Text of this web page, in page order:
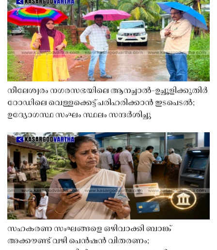
നീലേശ്വരം നഗരസഭയിലെ ആനച്ചാൽ-ഉച്ചൂളിക്കുതിർ
റോഡിലെ വെള്ളക്കെട്ട് പരിഹരിക്കാൻ ഇടപെടൽ;
ഉദ്യോഗസ്ഥ സംഘം സ്ഥലം സന്ദർശിച്ചു
സഹകരണ സംഘങ്ങളെ ഒഴിവാക്കി ബാങ്ക്
അക്കൗണ്ട് വഴി പെൻഷൻ വിതരണം;